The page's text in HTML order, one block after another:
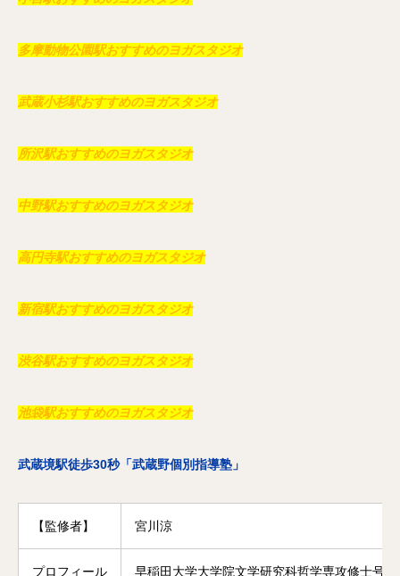
多摩動物公園駅おすすめのヨガスタジオ
武蔵小杉駅おすすめのヨガスタジオ
所沢駅おすすめのヨガスタジオ
中野駅おすすめのヨガスタジオ
高円寺駅おすすめのヨガスタジオ
新宿駅おすすめのヨガスタジオ
渋谷駅おすすめのヨガスタジオ
池袋駅おすすめのヨガスタジオ
武蔵境駅徒歩30秒「武蔵野個別指導塾」
【監修者】 宮川涼
プロフィール 早稲田大学大学院文学研究科哲学専攻修士号